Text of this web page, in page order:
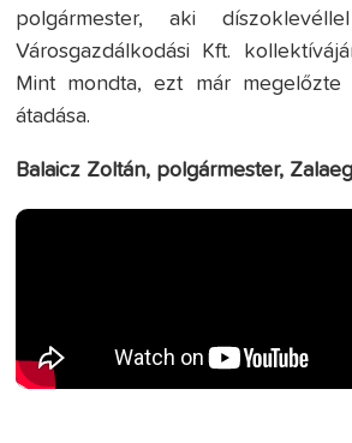
polgármester, aki
Városgazdálkodási Kft.
Mint mondta, ezt már megelőzte
átadása.
Balaicz Zoltán, polgármester,